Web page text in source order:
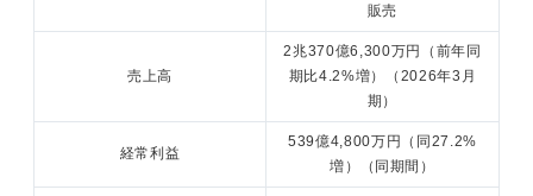
販売
売上高
2兆370億6,300万円（前年同
期比4.2%増）（2026年3月
期）
経常利益
539億4,800万円（同27.2%
増）（同期間）